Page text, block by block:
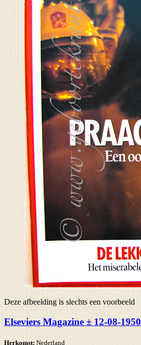
Deze afbeelding is slechts een voorbeeld
Elseviers Magazine ± 12-08-1950
Herkomst: Nederland